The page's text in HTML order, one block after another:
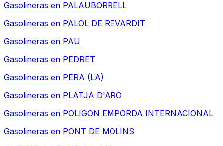
Gasolineras en PALAUBORRELL
Gasolineras en PALOL DE REVARDIT
Gasolineras en PAU
Gasolineras en PEDRET
Gasolineras en PERA (LA)
Gasolineras en PLATJA D'ARO
Gasolineras en POLIGON EMPORDA INTERNACIONAL
Gasolineras en PONT DE MOLINS